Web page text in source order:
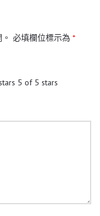
必填欄位標示為 *
5 of 5 stars